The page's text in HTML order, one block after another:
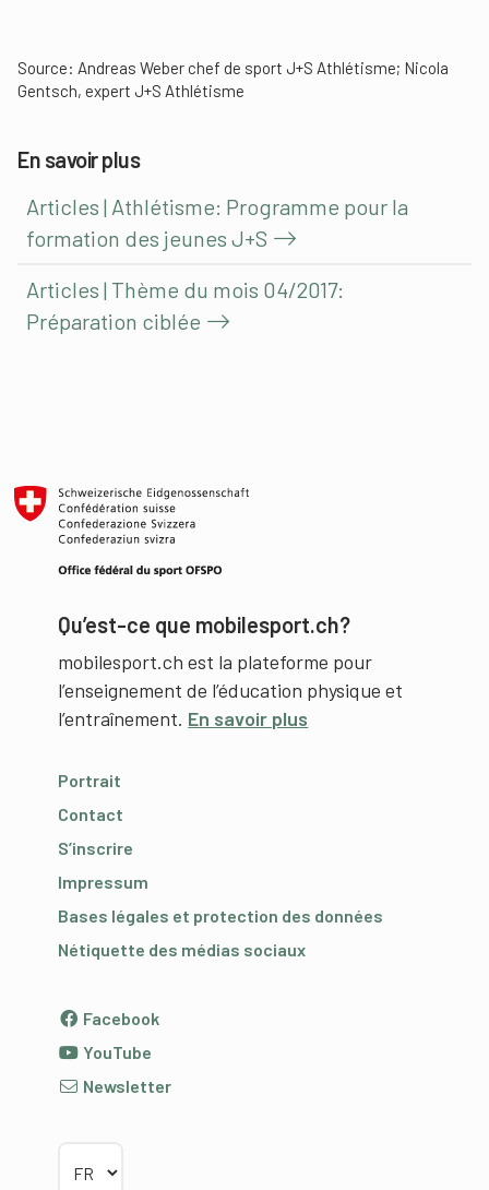
Source: Andreas Weber chef de sport J+S Athlétisme; Nicola
Gentsch, expert J+S Athlétisme
En savoir plus
Articles | Athlétisme: Programme pour la
formation des jeunes J+S
Articles | Thème du mois 04/2017:
Préparation ciblée
Qu’est-ce que mobilesport.ch?
mobilesport.ch est la plateforme pour
l’enseignement de l’éducation physique et
l’entraînement. En savoir plus
Portrait
Contact
S’inscrire
Impressum
Bases légales et protection des données
Nétiquette des médias sociaux
Facebook
YouTube
Newsletter